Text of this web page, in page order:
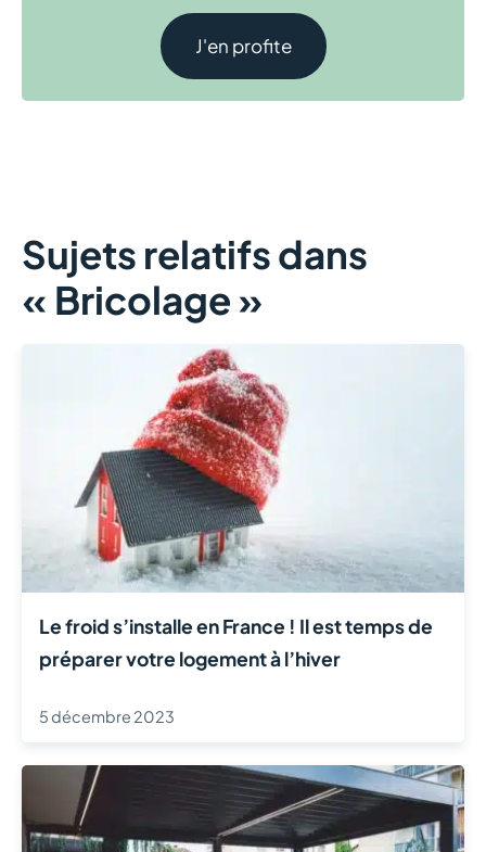
J'en profite
Sujets relatifs dans
« Bricolage »
Le froid s’installe en France ! Il est temps de
préparer votre logement à l’hiver
5 décembre 2023